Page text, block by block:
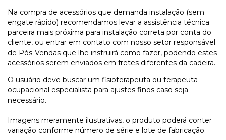
Na compra de acessórios que demanda instalação (sem
engate rápido) recomendamos levar a assistência técnica
parceira mais próxima para instalação correta por conta do
cliente, ou entrar em contato com nosso setor responsável
de Pós-Vendas que lhe instruirá como fazer, podendo estes
acessórios serem enviados em fretes diferentes da cadeira.
O usuário deve buscar um fisioterapeuta ou terapeuta
ocupacional especialista para ajustes finos caso seja
necessário.
Imagens meramente ilustrativas, o produto poderá conter
variação conforme número de série e lote de fabricação.